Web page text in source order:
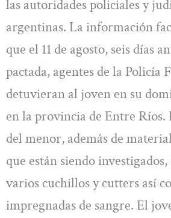
las autoridades policiales y
argentinas. La información
que el 11 de agosto, seis días
pactada, agentes de la Policía
detuvieran al joven en su
en la provincia de Entre
del menor, además de
que están siendo
varios cuchillos y cutters así
impregnadas de sangre. El